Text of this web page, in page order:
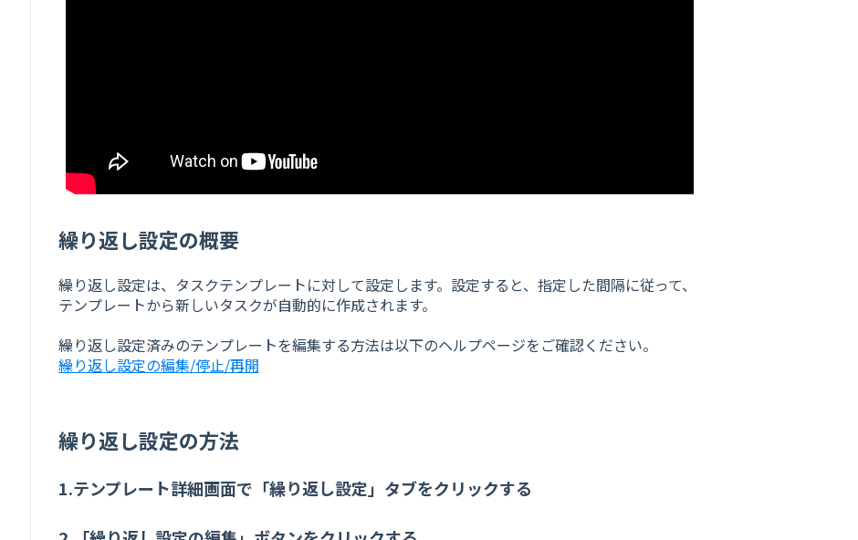
繰り返し設定の概要
繰り返し設定は、タスクテンプレートに対して設定します。設定すると、指定した間隔に従って、
テンプレートから新しいタスクが自動的に作成されます。
繰り返し設定済みのテンプレートを編集する方法は以下のヘルプページをご確認ください。
繰り返し設定の編集/停止/再開
繰り返し設定の方法
1.テンプレート詳細画面で「繰り返し設定」タブをクリックする